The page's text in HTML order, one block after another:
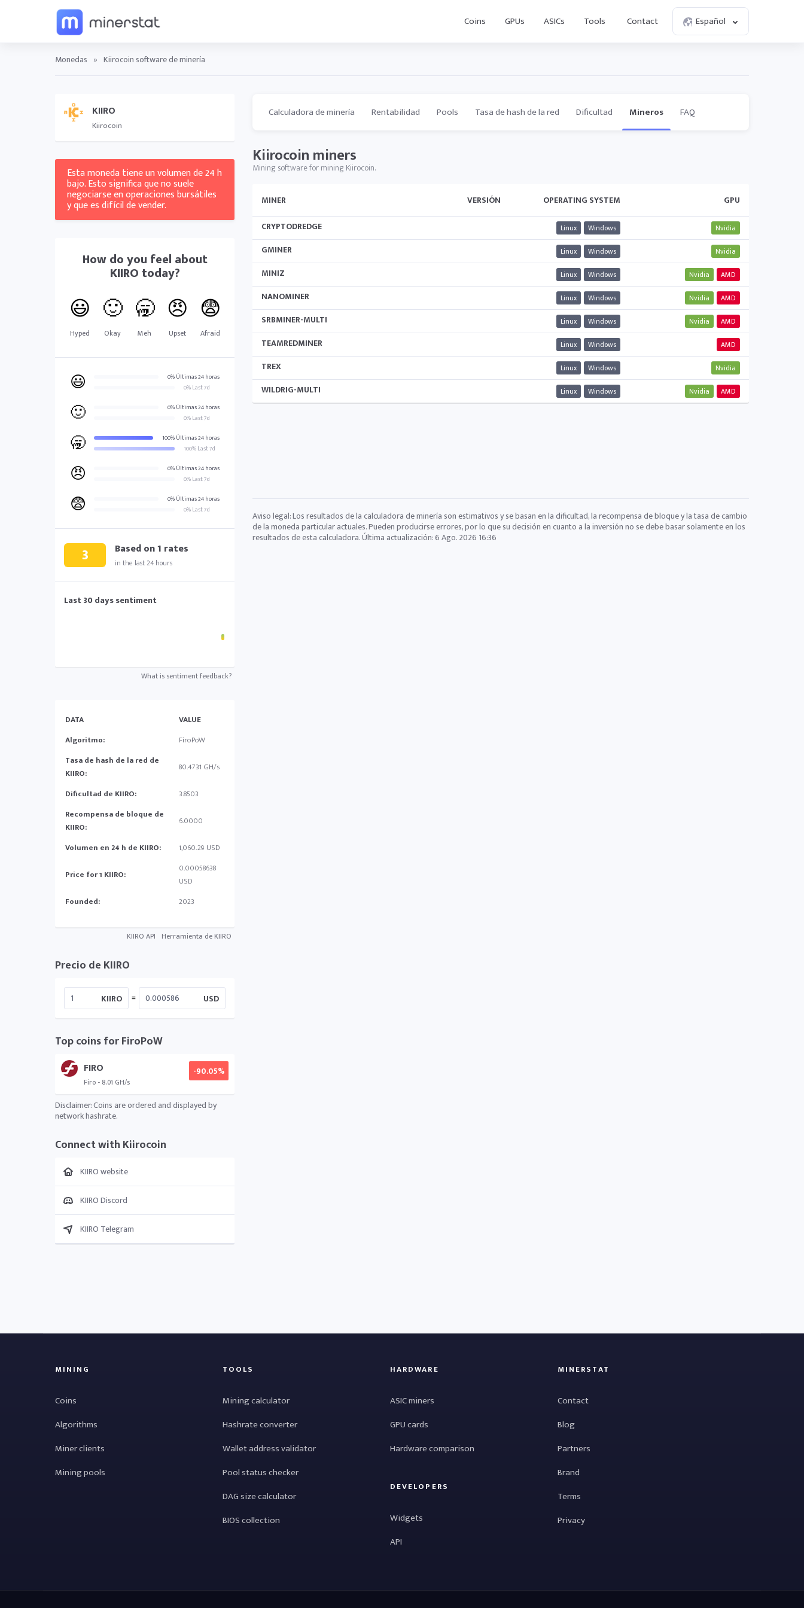
Coins GPUs ASICs Tools Contact Español
Monedas » Kiirocoin software de minería
KIIRO
Kiirocoin
Esta moneda tiene un volumen de 24 h
bajo. Esto significa que no suele
negociarse en operaciones bursátiles
y que es difícil de vender.
How do you feel about
KIIRO today?
😃
Hyped
🙂
Okay
🥱
Meh
😠
Upset
😨
Afraid
😃
0% Últimas 24 horas
0% Last 7d
🙂
0% Últimas 24 horas
0% Last 7d
🥱
100% Últimas 24 horas
100% Last 7d
😠
0% Últimas 24 horas
0% Last 7d
😨
0% Últimas 24 horas
0% Last 7d
3 Based on1 rates
in the last 24 hours
Last 30 days sentiment
What is sentiment feedback?
DATA
VALUE
Algoritmo:
FiroPoW
Tasa de hash de la red de
KIIRO:
80.4731 GH/s
Dificultad de KIIRO:
3.8503
Recompensa de bloque de
KIIRO:
6.0000
Volumen en 24 h de KIIRO: 1,060.29 USD
Price for 1 KIIRO:
0.00058638
USD
Founded:
2023
KIIRO API Herramienta de KIIRO
Precio de KIIRO
KIIRO = USD
Top coins for FiroPoW
FIRO
Firo - 8.01 GH/s
-90.05%
Disclaimer: Coins are ordered and displayed by
network hashrate.
Connect with Kiirocoin
KIIRO website
KIIRO Discord
KIIRO Telegram
Calculadora de minería Rentabilidad Pools Tasa de hash de la red Dificultad Mineros FAQ
Kiirocoin miners
Mining software for mining Kiirocoin.
MINER VERSIÓN OPERATING SYSTEM
GPU
CRYPTODREDGE
Linux Windows Nvidia
GMINER Linux Windows Nvidia
MINIZ Linux Windows Nvidia AMD
NANOMINER Linux Windows Nvidia AMD
SRBMINER-MULTI Linux Windows Nvidia AMD
TEAMREDMINER Linux Windows AMD
TREX Linux Windows Nvidia
WILDRIG-MULTI Linux Windows Nvidia AMD
Aviso legal: Los resultados de la calculadora de minería son estimativos y se basan en la dificultad, la recompensa de bloque y la tasa de cambio
de la moneda particular actuales. Pueden producirse errores, por lo que su decisión en cuanto a la inversión no se debe basar solamente en los
resultados de esta calculadora. Última actualización:6 Ago. 2026 16:36
MINING
Coins
Algorithms
Miner clients
Mining pools
TOOLS
Mining calculator
Hashrate converter
Wallet address validator
Pool status checker
DAG size calculator
BIOS collection
HARDWARE
ASIC miners
GPU cards
Hardware comparison
DEVELOPERS
Widgets
API
MINERSTAT
Contact
Blog
Partners
Brand
Terms
Privacy